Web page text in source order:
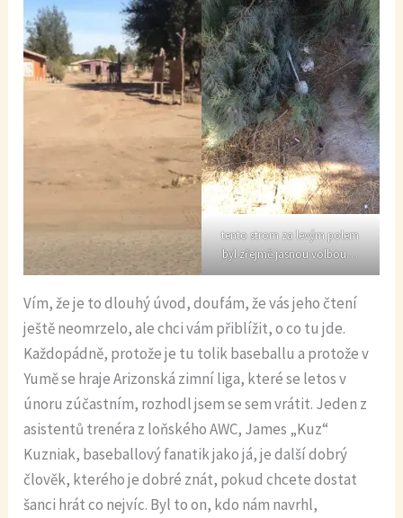
tento strom za levým polem
byl zřejmě jasnou volbou…
Vím, že je to dlouhý úvod, doufám, že vás jeho čtení
ještě neomrzelo, ale chci vám přiblížit, o co tu jde.
Každopádně, protože je tu tolik baseballu a protože v
Yumě se hraje Arizonská zimní liga, které se letos v
únoru zúčastním, rozhodl jsem se sem vrátit. Jeden z
asistentů trenéra z loňského AWC, James „Kuz“
Kuzniak, baseballový fanatik jako já, je další dobrý
člověk, kterého je dobré znát, pokud chcete dostat
šanci hrát co nejvíc. Byl to on, kdo nám navrhl,